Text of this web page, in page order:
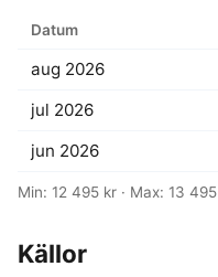
Datum
aug 2026
jul 2026
jun 2026
Min: 12 495 kr · Max: 13
Källor